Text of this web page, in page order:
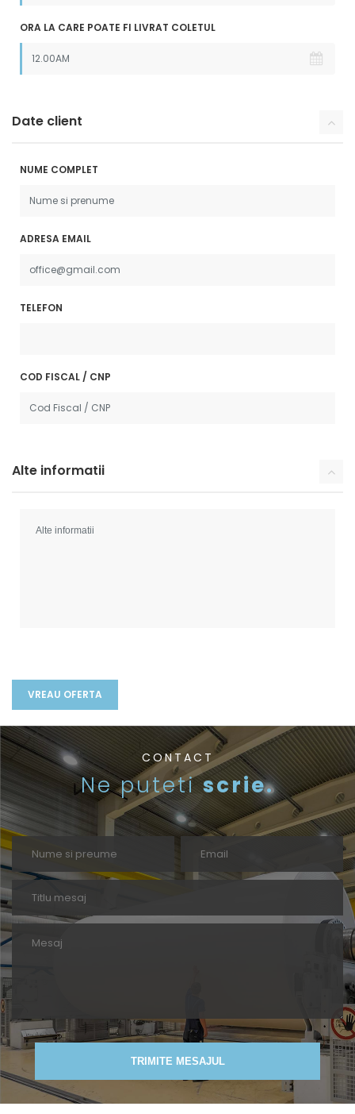
ORA LA CARE POATE FI LIVRAT COLETUL
Date client
NUME COMPLET
ADRESA EMAIL
TELEFON
COD FISCAL / CNP
Alte informatii
CONTACT
Ne putetiscrie.
TRIMITE MESAJUL